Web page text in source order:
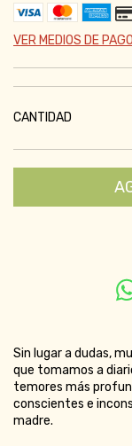
VER MEDIOS DE PAGO
CANTIDAD
Sin lugar a dudas,
que tomamos a
temores más
conscientes e
madre.